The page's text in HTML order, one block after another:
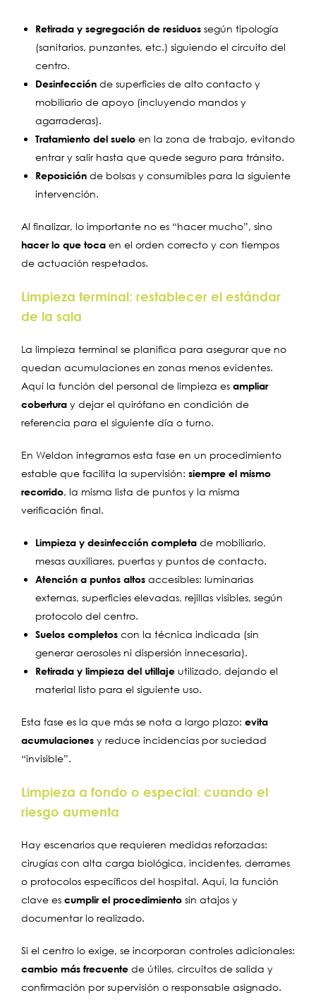
Retirada y segregación de residuos según tipología
(sanitarios, punzantes, etc.) siguiendo el circuito del
centro.
Desinfección de superficies de alto contacto y
mobiliario de apoyo (incluyendo mandos y
agarraderas).
Tratamiento del suelo en la zona de trabajo, evitando
entrar y salir hasta que quede seguro para tránsito.
Reposición de bolsas y consumibles para la siguiente
intervención.
Al finalizar, lo importante no es “hacer mucho”, sino
hacer lo que toca en el orden correcto y con tiempos
de actuación respetados.
Limpieza terminal: restablecer el estándar
de la sala
La limpieza terminal se planifica para asegurar que no
quedan acumulaciones en zonas menos evidentes.
Aquí la función del personal de limpieza es ampliar
cobertura y dejar el quirófano en condición de
referencia para el siguiente día o turno.
En Weldon integramos esta fase en un procedimiento
estable que facilita la supervisión: siempre el mismo
recorrido, la misma lista de puntos y la misma
verificación final.
Limpieza y desinfección completa de mobiliario,
mesas auxiliares, puertas y puntos de contacto.
Atención a puntos altos accesibles: luminarias
externas, superficies elevadas, rejillas visibles, según
protocolo del centro.
Suelos completos con la técnica indicada (sin
generar aerosoles ni dispersión innecesaria).
Retirada y limpieza del utillaje utilizado, dejando el
material listo para el siguiente uso.
Esta fase es la que más se nota a largo plazo: evita
acumulaciones y reduce incidencias por suciedad
“invisible”.
Limpieza a fondo o especial: cuando el
riesgo aumenta
Hay escenarios que requieren medidas reforzadas:
cirugías con alta carga biológica, incidentes, derrames
o protocolos específicos del hospital. Aquí, la función
clave es cumplir el procedimiento sin atajos y
documentar lo realizado.
Si el centro lo exige, se incorporan controles adicionales:
cambio más frecuente de útiles, circuitos de salida y
confirmación por supervisión o responsable asignado.